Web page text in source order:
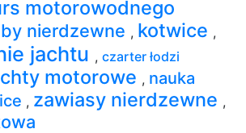
motorowodnego
nierdzewne , kotwice ,
jachtu , czarter łodzi
motorowe , nauka
, zawiasy nierdzewne ,